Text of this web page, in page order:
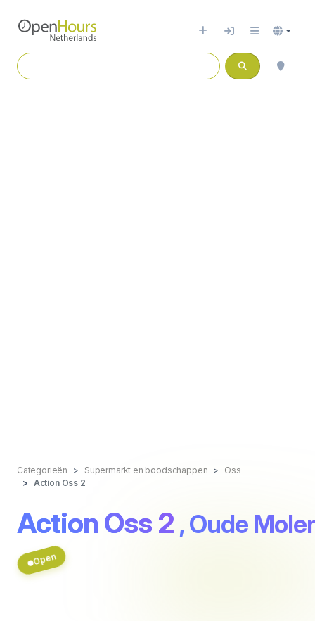
Categorieën Supermarkt en boodschappen
Oss
Action Oss 2
Action Oss 2 , Oude
Open